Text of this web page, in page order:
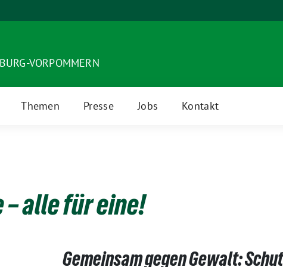
VORPOMMERN
Themen Presse Jobs Kontakt
– alle für eine!
Gemeinsam gegen Gewalt: